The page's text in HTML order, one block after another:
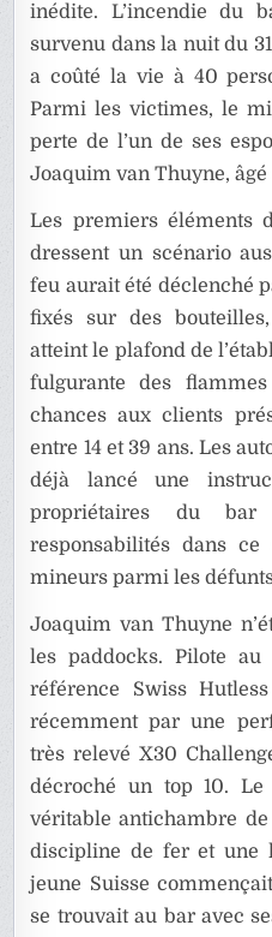
inédite. L’incendie du
survenu dans la nuit du
a coûté la vie à 40
Parmi les victimes, le
perte de l’un de ses
Joaquim van Thuyne, âgé
Les premiers éléments
dressent un scénario
feu aurait été déclenché
fixés sur des
atteint le plafond de
fulgurante des
chances aux clients
entre 14 et 39 ans. Les
déjà lancé une
propriétaires du
responsabilités dans
mineurs parmi les
Joaquim van Thuyne
les paddocks. Pilote
référence Swiss
récemment par une
très relevé X30
décroché un top 10.
véritable antichambre
discipline de fer et une
jeune Suisse
se trouvait au bar avec